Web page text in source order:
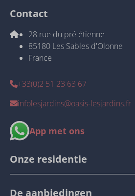
Contact
28 rue du pré étienne
85180 Les Sables d'Olonne
France
+33(0)2 51 23 63 67
infolesjardins@oasis-lesjardins.fr
App met ons
Onze residentie
De aanbiedingen